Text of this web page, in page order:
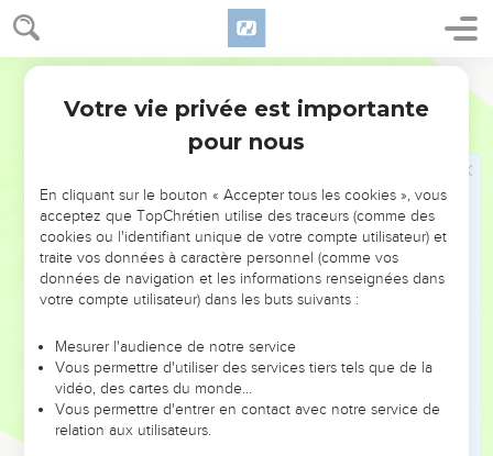
Jean 16
Jésus est vainqueur du monde
25 » Je vous ai parlé en paraboles. L'heure vient où je ne
ouvertement du Père.
Ce jour-là, vous demanderez en mon nom, et je ne vous
En effet, le Père lui-même vous aime parce que vous
m'avez aimé et que vous avez cru que je suis sorti de Dieu.
Je suis sorti du Père et je suis venu dans le monde ;
maintenant je quitte le monde et je retourne vers le Père. »
ouvertement et tu n'emploies aucune parabole.
Maintenant nous savons que tu sais tout et que tu n'as pas
besoin qu'on t'interroge ; c'est pourquoi nous croyons que tu
es sorti de Dieu. »
Votre vie privée est importante
pour nous
En cliquant sur le bouton « Accepter tous les cookies », vous
acceptez que TopChrétien utilise des traceurs (comme des
cookies ou l'identifiant unique de votre compte utilisateur) et
traite vos données à caractère personnel (comme vos
données de navigation et les informations renseignées dans
votre compte utilisateur) dans les buts suivants :
Mesurer l'audience de notre service
Vous permettre d'utiliser des services tiers tels que de la
vidéo, des cartes du monde…
Vous permettre d'entrer en contact avec notre service de
relation aux utilisateurs.